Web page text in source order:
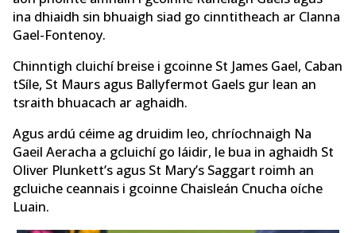
ina dhiaidh sin bhuaigh siad go cinntitheach ar Clanna
Gael-Fontenoy.
Chinntigh cluichí breise i gcoinne St James Gael, Caban
tSíle, St Maurs agus Ballyfermot Gaels gur lean an
tsraith bhuacach ar aghaidh.
Agus ardú céime ag druidim leo, chríochnaigh Na
Gaeil Aeracha a gcluichí go láidir, le bua in aghaidh St
Oliver Plunkett’s agus St Mary’s Saggart roimh an
gcluiche ceannais i gcoinne Chaisleán Cnucha oíche
Luain.